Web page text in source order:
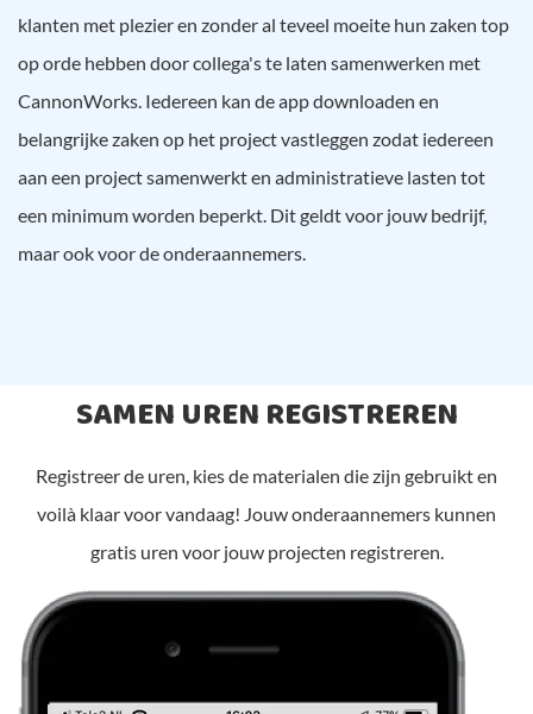
klanten met plezier en zonder al teveel moeite hun zaken top
op orde hebben door collega's te laten samenwerken met
CannonWorks. Iedereen kan de app downloaden en
belangrijke zaken op het project vastleggen zodat iedereen
aan een project samenwerkt en administratieve lasten tot
een minimum worden beperkt. Dit geldt voor jouw bedrijf,
maar ook voor de onderaannemers.
SAMEN UREN REGISTREREN
Registreer de uren, kies de materialen die zijn gebruikt en
voilà klaar voor vandaag! Jouw onderaannemers kunnen
gratis uren voor jouw projecten registreren.